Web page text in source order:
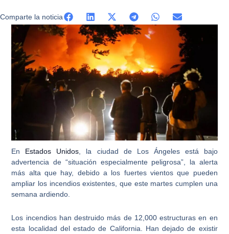
Comparte la noticia
En Estados Unidos, la ciudad de Los Ángeles está bajo
advertencia de “situación especialmente peligrosa”, la alerta
más alta que hay, debido a los fuertes vientos que pueden
ampliar los incendiosexistentes, que este martes cumplen una
semana ardiendo.
Los incendios han destruido más de 12,000 estructuras en en
esta localidad del estado de California . Han dejado de existir